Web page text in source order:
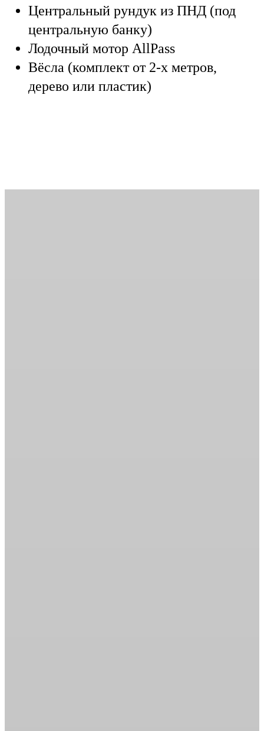
Центральный рундук из ПНД (под
центральную банку)
Лодочный мотор AllPass
Вёсла (комплект от 2-х метров,
дерево или пластик)